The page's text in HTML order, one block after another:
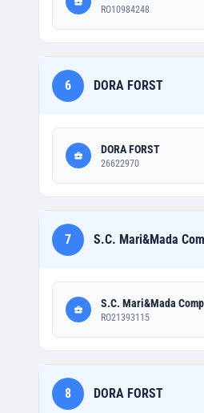
RO10984248
6 DORA FORST
DORA FORST
26622970
7 S.C. Mari&Mada
S.C. Mari&Mada
RO21393115
8 DORA FORST